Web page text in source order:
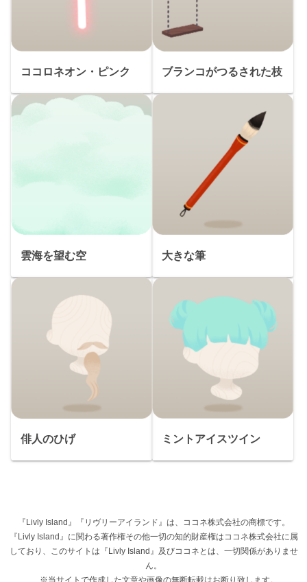
ココロネオン・ピンク ブランコがつるされた枝
雲海を望む空 大きな筆
俳人のひげ ミントアイスツイン
『Livly Island』『リヴリーアイランド』は、ココネ株式会社の商標です。
『Livly Island』に関わる著作権その他一切の知的財産権はココネ株式会社に属
しており、このサイトは『Livly Island』及びココネとは、一切関係がありませ
ん。